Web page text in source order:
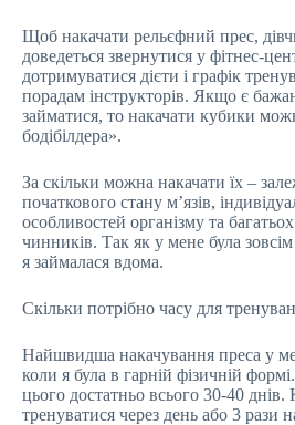
Щоб накачати рельєфний прес,
доведеться звернутися у фітнес-
дотримуватися дієти і графік
порадам інструкторів. Якщо є
займатися, то накачати кубики
бодібілдера».
За скільки можна накачати їх –
початкового стану м’язів,
особливостей організму та
чинників. Так як у мене була
я займалася вдома.
Скільки потрібно часу для
Найшвидша накачування преса у
коли я була в гарній фізичній
цього достатньо всього 30-40
тренуватися через день або 3 рази